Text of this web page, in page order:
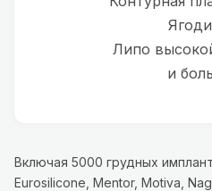
Липо
и
Включая 5000 грудных
Eurosilicone, Mentor, Motiva,